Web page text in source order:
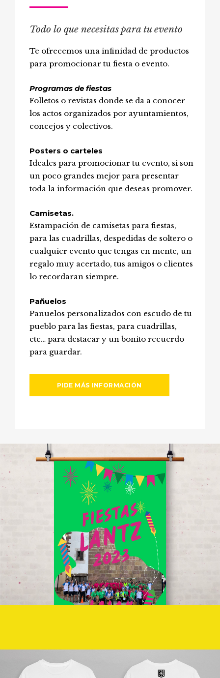
Todo lo que necesitas para tu evento
Te ofrecemos una infinidad de productos
para promocionar tu fiesta o evento.
Programas de fiestas
Folletos o revistas donde se da a conocer
los actos organizados por ayuntamientos,
concejos y colectivos.
Posters o carteles
Ideales para promocionar tu evento, si son
un poco grandes mejor para presentar
toda la información que deseas promover.
Camisetas.
Estampación de camisetas para fiestas,
para las cuadrillas, despedidas de soltero o
cualquier evento que tengas en mente, un
regalo muy acertado, tus amigos o clientes
lo recordaran siempre.
Pañuelos
Pañuelos personalizados con escudo de tu
pueblo para las fiestas, para cuadrillas,
etc… para destacar y un bonito recuerdo
para guardar.
PIDE MÁS INFORMACIÓN